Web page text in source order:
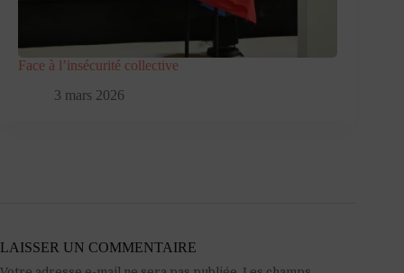
Face à l’insécurité collective
3 mars 2026
LAISSER UN COMMENTAIRE